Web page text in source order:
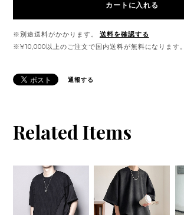
カートに入れる
※別途送料がかかります。
送料を確認する
※¥10,000以上のご注文で国内送料が無料になります。
通報する
Related Items